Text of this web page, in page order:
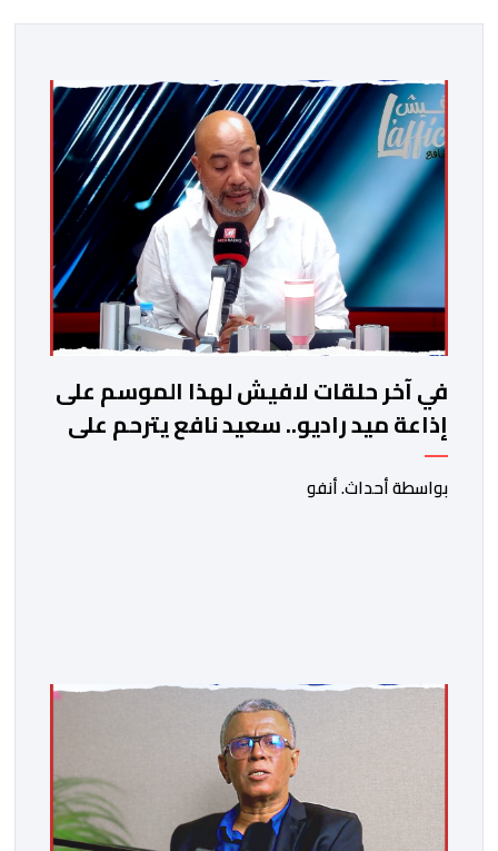
في آخر حلقات لافيش لهذا الموسم على
إذاعة ميد راديو.. سعيد نافع يترحم على
الفقيد الكاتب والصحفي جمال زايد
بواسطة أحداث. أنفو